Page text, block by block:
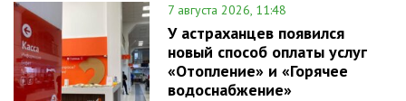
7 августа 2026, 11:48
У астраханцев появился
новый способ оплаты услуг
«Отопление» и «Горячее
водоснабжение»